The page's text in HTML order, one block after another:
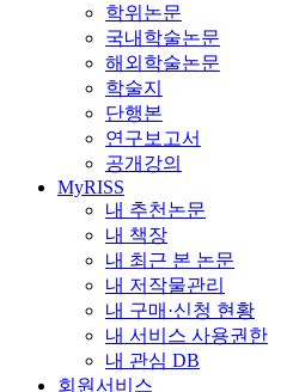
학위논문
국내학술논문
해외학술논문
학술지
단행본
연구보고서
공개강의
MyRISS
내 추천논문
내 책장
내 최근 본 논문
내 저작물관리
내 구매·신청 현황
내 서비스 사용권한
내 관심 DB
회원서비스